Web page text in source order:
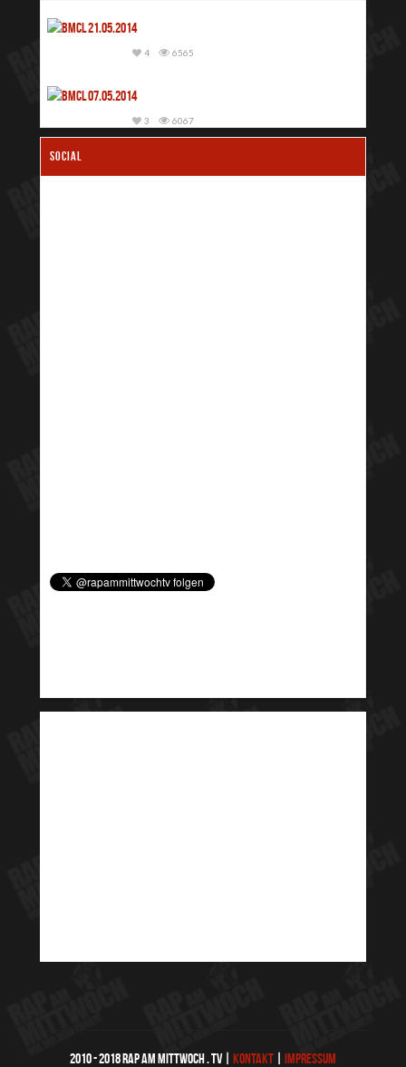
6565
4
6067
3
SOCIAL
2010 - 2018 RAP AM MITTWOCH . TV | KONTAKT IMPRESSUM